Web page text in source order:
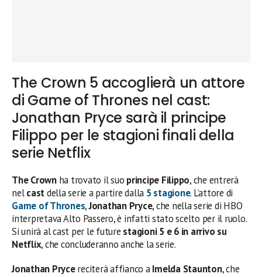
The Crown 5 accoglierà un attore
di Game of Thrones nel cast:
Jonathan Pryce sarà il principe
Filippo per le stagioni finali della
serie Netflix
The Crownha trovato il suo principe Filippo, che entrerà
nelcastdella serie a partire dalla 5 stagione. L’attore di
Game of Thrones,Jonathan Pryce, che nella serie di HBO
interpretava Alto Passero, è infatti stato scelto per il ruolo.
Si unirà al cast per le future stagioni 5 e 6 in arrivo su
Netflix, che concluderanno anche la serie.
Jonathan Prycereciterà affianco aImelda Staunton, che